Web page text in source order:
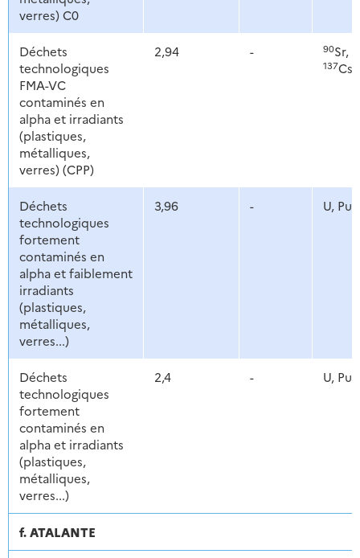
verres) C0
Déchets
technologiques
FMA-VC
contaminés en
alpha et irradiants
(plastiques,
métalliques,
verres) (CPP)
2,94 - 90Sr,
137Cs,
Déchets
technologiques
fortement
contaminés en
alpha et faiblement
irradiants
(plastiques,
métalliques,
verres...)
3,96 - U, Pu
Déchets
technologiques
fortement
contaminés en
alpha et irradiants
(plastiques,
métalliques,
verres...)
2,4 - U, Pu
f. ATALANTE